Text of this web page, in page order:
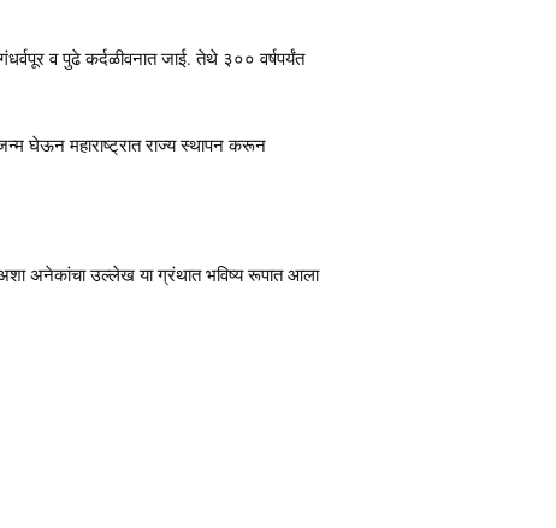
व पुढे कर्दळीवनात जाई. तेथे ३०० वर्षपर्यंत
जन्म घेऊन महाराष्ट्रात राज्य स्थापन करून
अशा अनेकांचा उल्लेख या ग्रंथात भविष्य रूपात आला